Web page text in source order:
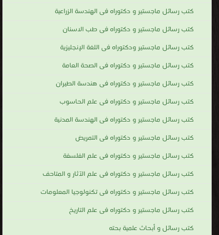
كتب رسائل ماجستير و دكتوراه فى الهندسة الزراعية
كتب رسائل ماجستير و دكتوراه فى طب الاسنان
كتب رسائل ماجستير ودكتوراه فى اللغة الإنجليزية
كتب رسائل ماجستير و دكتوراه فى الصحة العامة
كتب رسائل ماجستير و دكتوراه فى هندسة الطيران
كتب رسائل ماجستير و دكتوراه فى علم الحاسوب
كتب رسائل ماجستير و دكتوراه فى الهندسة المدنية
كتب رسائل ماجستير و دكتوراه فى التمريض
كتب رسائل ماجستير و دكتوراه فى علم الفلسفة
كتب رسائل ماجستير و دكتوراه فى علم الآثار و المتاحف
كتب رسائل ماجستير و دكتوراه فى تكنولوجيا المعلومات
كتب رسائل ماجستير و دكتوراه فى علم التاريخ
كتب رسائل و أبحاث علمية بحته